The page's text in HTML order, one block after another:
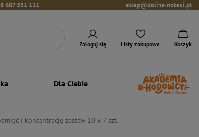
607 551 111 sklep@dolina-noteci.pl
Zaloguj się Listy zakupowe Koszyk
Dla Ciebie
i koncentrację zestaw 10 x 7 szt.